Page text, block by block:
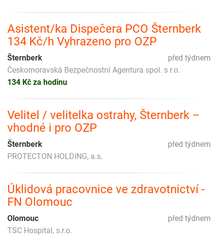
Asistent/ka Dispečera PCO Šternberk
134 Kč/h Vyhrazeno pro OZP
před týdnem
Šternberk
Českomoravská Bezpečnostní Agentura spol. s r.o.
134 Kč za hodinu
Velitel / velitelka ostrahy, Šternberk –
vhodné i pro OZP
před týdnem
Šternberk
PROTECTON HOLDING, a.s.
Úklidová pracovnice ve zdravotnictví -
FN Olomouc
před týdnem
Olomouc
TSC Hospital, s.r.o.